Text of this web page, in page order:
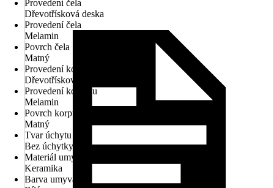
Provedení čela
Dřevotřísková deska
Provedení čela
Melamin
Povrch čela
Matný
Provedení korpusu
Dřevotřísková deska
Provedení korpusu
Melamin
Povrch korpusu
Matný
Tvar úchytu
Bez úchytky
Materiál umyvadla
Keramika
Barva umyvadla